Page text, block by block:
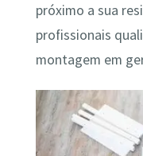
próximo a sua
profissionais
montagem em